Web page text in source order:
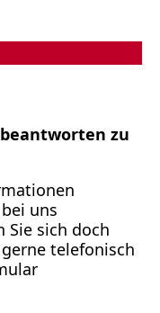
zu
uns
Sie sich doch
telefonisch